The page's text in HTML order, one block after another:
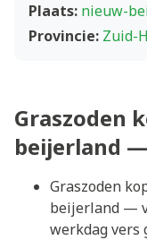
Plaats: nieuw-
Provincie: Zuid-
Graszoden
beijerland
Graszoden
beijerland —
werkdag vers